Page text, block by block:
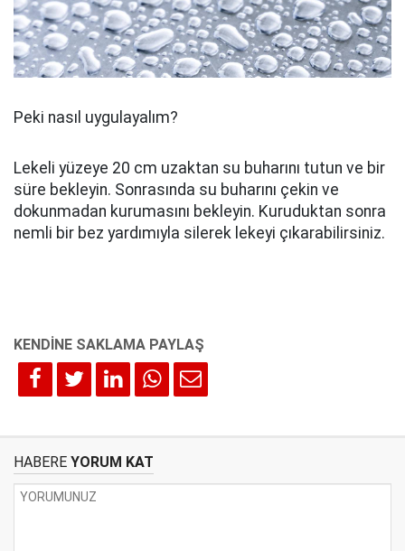
Peki nasıl uygulayalım?
Lekeli yüzeye 20 cm uzaktan su buharını tutun ve bir
süre bekleyin. Sonrasında su buharını çekin ve
dokunmadan kurumasını bekleyin. Kuruduktan sonra
nemli bir bez yardımıyla silerek lekeyi çıkarabilirsiniz.
HABERE YORUM KAT